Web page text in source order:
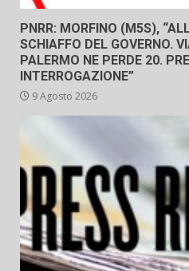
PNRR: MORFINO (M5S),
SCHIAFFO DEL GOVERNO.
PALERMO NE PERDE 20.
INTERROGAZIONE”
9 Agosto 2026